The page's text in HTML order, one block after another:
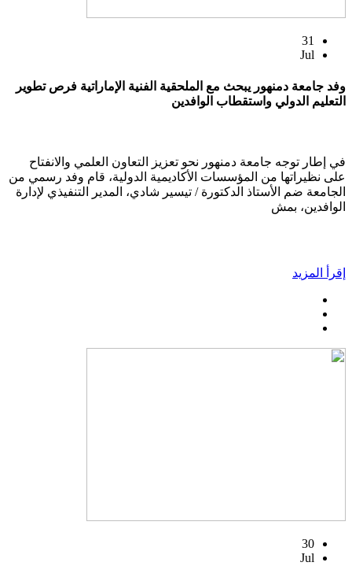
31
Jul
وفد جامعة دمنهور يبحث مع الملحقية الفنية الإماراتية فرص تطوير
التعليم الدولي واستقطاب الوافدين
في إطار توجه جامعة دمنهور نحو تعزيز التعاون العلمي والانفتاح
على نظيراتها من المؤسسات الأكاديمية الدولية، قام وفد رسمي من
الجامعة ضم الأستاذ الدكتورة / تيسير شادي، المدير التنفيذي لإدارة
الوافدين، بمش
إقرأ المزيد
30
Jul